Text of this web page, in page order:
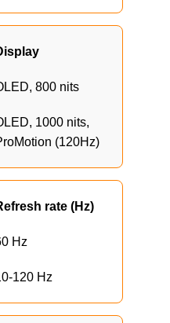
800 nits
1000 nits,
(120Hz)
rate (Hz)
Hz
120 Hz